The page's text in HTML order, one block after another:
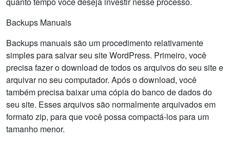
Backups Manuais
Backups manuais são um procedimento relativamente
simples para salvar seu site WordPress. Primeiro, você
precisa fazer o download de todos os arquivos do seu site e
arquivar no seu computador. Após o download, você
também precisa baixar uma cópia do banco de dados do
seu site. Esses arquivos são normalmente arquivados em
formato zip, para que você possa compactá-los para um
tamanho menor.